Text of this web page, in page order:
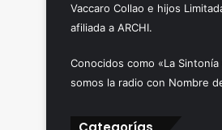
Vaccaro Collao e hijos
afiliada a ARCHI.
Conocidos como «La Sintonía
somos la radio con Nombre